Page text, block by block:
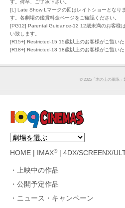
す。何卒、ご了承下さい。
[L] Late Show Lマークの回はレイトショーとなり
す。各劇場の鑑賞料金ページをご確認ください。
[PG12] Parental Guidance-12 12歳未満のお客様
い致します。
[R15+] Restricted-15 15歳以上のお客様がご覧いた
[R18+] Restricted-18 18歳以上のお客様がご覧いた
©︎ 2025「木の上の軍隊」
HOME IMAX®| 4DX/SCREENX/
上映中の作品
公開予定作品
ニュース・キャンペーン